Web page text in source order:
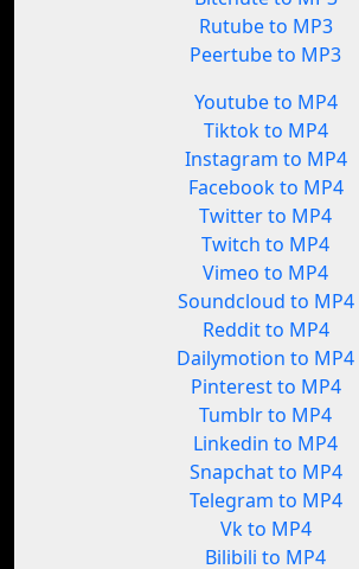
Rutube to MP3
Peertube to MP3
Youtube to MP4
Tiktok to MP4
Instagram to MP4
Facebook to MP4
Twitter to MP4
Twitch to MP4
Vimeo to MP4
Soundcloud to MP4
Reddit to MP4
Dailymotion to MP4
Pinterest to MP4
Tumblr to MP4
Linkedin to MP4
Snapchat to MP4
Telegram to MP4
Vk to MP4
Bilibili to MP4